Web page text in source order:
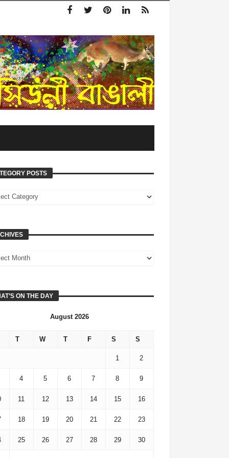
POSTS
ON THE DAY
August 2026
T W T F S S
1 2
4 5 6 7 8 9
11 12 13 14 15 16
18 19 20 21 22 23
25 26 27 28 29 30